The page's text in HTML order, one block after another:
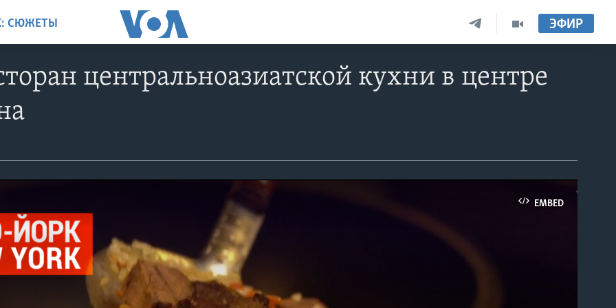
СЮЖЕТЫ ЭФИР
центральноазиатской кухни в центре
EMBED